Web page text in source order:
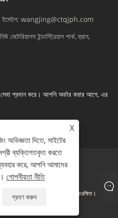
ইমেইল: wangjing@ctqjph.com
মেটেরিয়ালস ইন্ডাস্ট্রিয়াল পার্ক, হুয়ান,
সেবা প্রদান করে। আপনি অর্ডার করার আগে, এর
গোপনীয়তা নীতি
কোম্পানি লিমিটেড। সর্বস্বত্ব সংরক্ষিত।
X
অভিজ্ঞতা দিতে, সাইটের
ব্যক্তিগতকৃত করতে
করে, আপনি আমাদের
গোপনীয়তা নীতি
গ্রহণ করুন